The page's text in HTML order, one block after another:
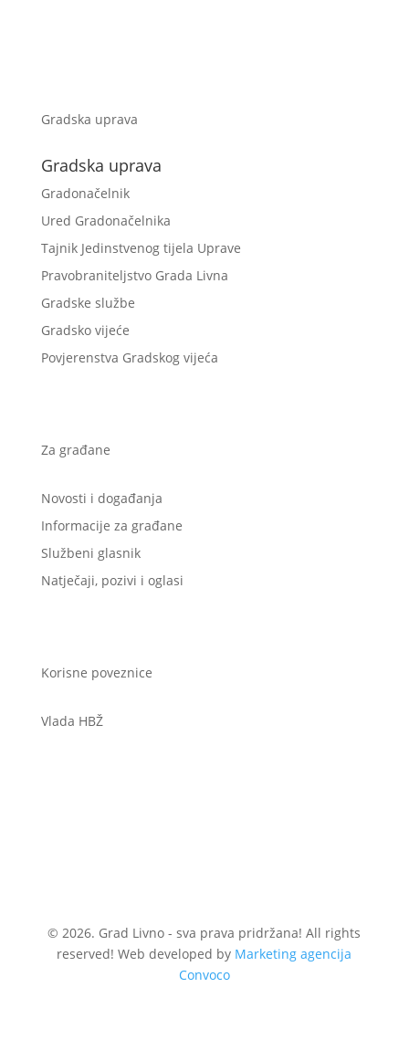
Gradska uprava
Gradska uprava
Gradonačelnik
Ured Gradonačelnika
Tajnik Jedinstvenog tijela Uprave
Pravobraniteljstvo Grada Livna
Gradske službe
Gradsko vijeće
Povjerenstva Gradskog vijeća
Za građane
Novosti i događanja
Informacije za građane
Službeni glasnik
Natječaji, pozivi i oglasi
Korisne poveznice
Vlada HBŽ
© 2026. Grad Livno - sva prava pridržana! All rights
reserved! Web developed by Marketing agencija
Convoco